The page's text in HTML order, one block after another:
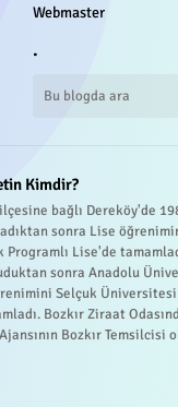
Webmaster
.
Kimdir?
ilçesine bağlı Dereköy'de
sonra Lise
Programlı Lise'de
sonra Anadolu
Selçuk
Bozkır Ziraat
Bozkır